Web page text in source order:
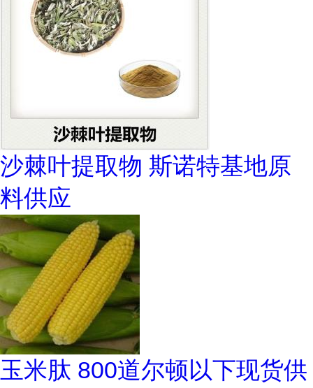
沙棘叶提取物 斯诺特基地原
料供应
玉米肽 800道尔顿以下现货供